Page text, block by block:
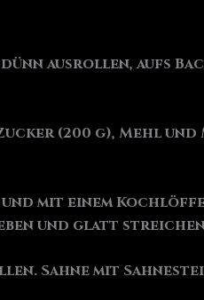
ausrollen, aufs
(200 g), Mehl
mit einem
und glatt
Sahne mit